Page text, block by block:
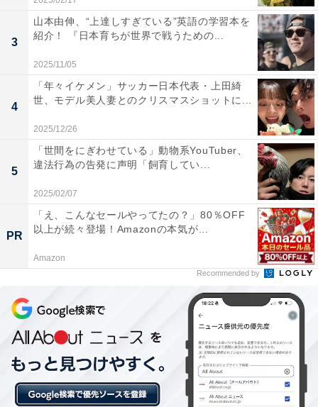
3
山本由伸、“上達しすぎている”英語の学習本を
紹介！ 『日本育ちが世界で戦うための...
2025/11/05
4
「年々イケメン」サッカー日本代表・上田綺
世、モデル美人妻とのクリスマスショットに...
2025/12/26
5
「世間をにぎわせている」動物系YouTuber、
違法行為の告発に声明「飼育してい...
2025/02/07
PR
「え、こんなセールやってたの？」80％OFF
以上が続々登場！Amazonの本気が...
Amazon
Recommended by